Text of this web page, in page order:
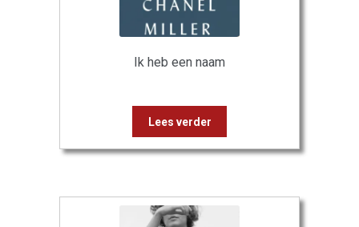
Ik heb een naam
Lees verder